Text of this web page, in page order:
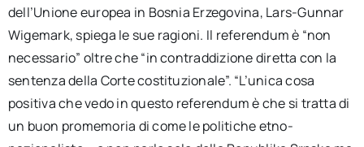
dell’Unione europea in Bosnia Erzegovina, Lars-Gunnar
Wigemark, spiega le sue ragioni. Il referendum è “non
necessario” oltre che “in contraddizione diretta con la
sentenza della Corte costituzionale”. “L’unica cosa
positiva che vedo in questo referendum è che si tratta di
un buon promemoria di come le politiche etno-